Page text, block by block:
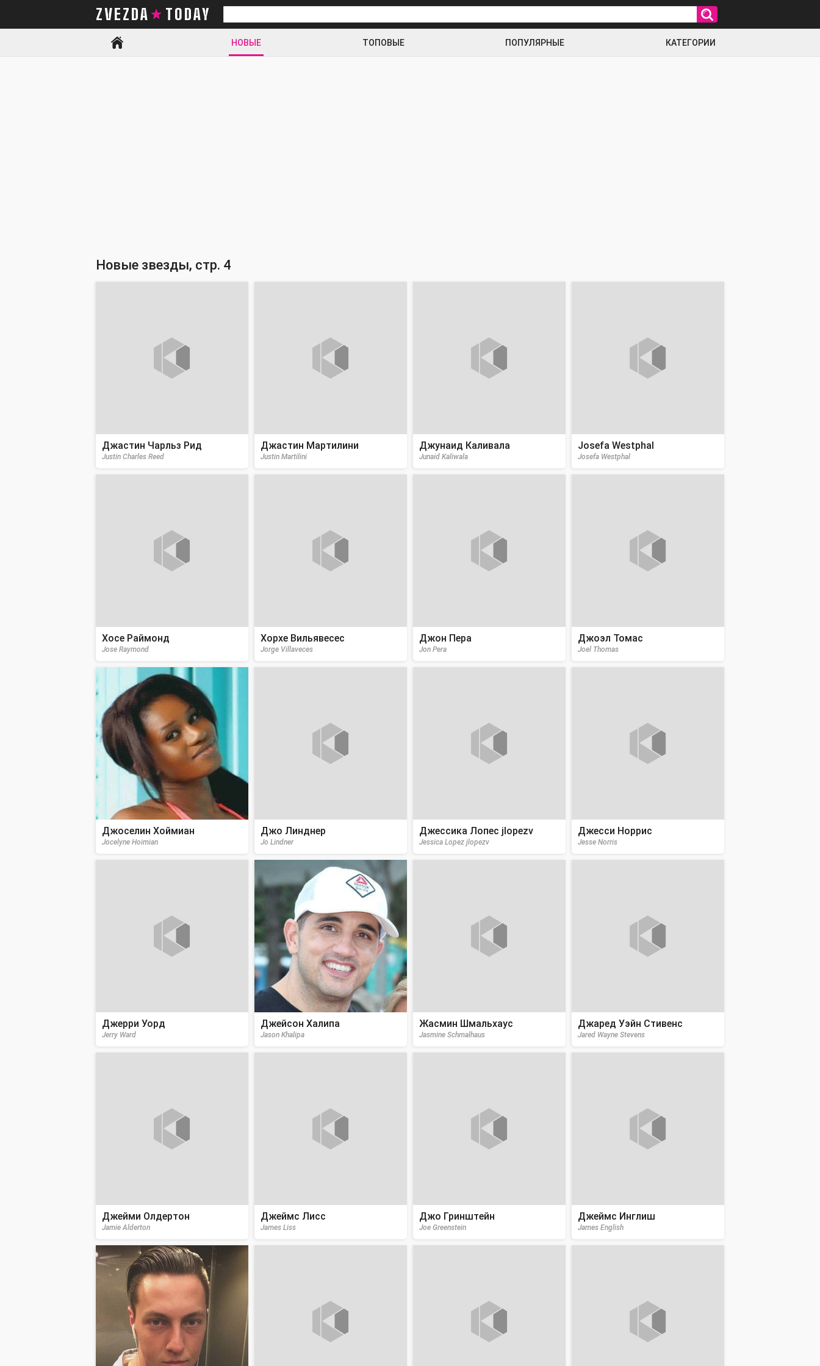
ZVEZDA TODAY
Искать
НОВЫЕ ТОПОВЫЕ ПОПУЛЯРНЫЕ КАТЕГОРИИ
Новые звезды, стр. 4
Джастин Чарльз Рид
Justin Charles Reed
Джастин Мартилини
Justin Martilini
Джунаид Каливала
Junaid Kaliwala
Josefa Westphal
Josefa Westphal
Хосе Раймонд
Jose Raymond
Хорхе Вильявесес
Jorge Villaveces
Джон Пера
Jon Pera
Джоэл Томас
Joel Thomas
Джоселин Хоймиан
Jocelyne Hoimian
Джо Линднер
Jo Lindner
Джессика Лопес jlopezv
Jessica Lopez jlopezv
Джесси Норрис
Jesse Norris
Джерри Уорд
Jerry Ward
Джейсон Халипа
Jason Khalipa
Жасмин Шмальхаус
Jasmine Schmalhaus
Джаред Уэйн Стивенс
Jared Wayne Stevens
Джейми Олдертон
Jamie Alderton
Джеймс Лисс
James Liss
Джо Гринштейн
Joe Greenstein
Джеймс Инглиш
James English